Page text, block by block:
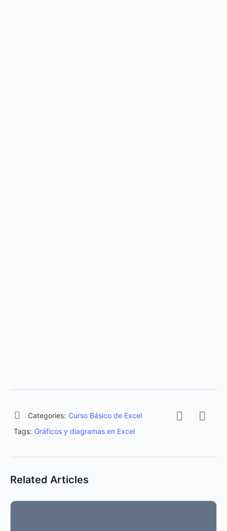
Categories: Curso Básico de Excel
Tags: Gráficos y diagramas en Excel
Related Articles